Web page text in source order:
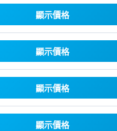
顯示價格
顯示價格
顯示價格
顯示價格